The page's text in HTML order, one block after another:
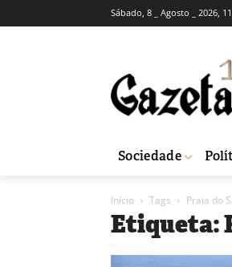
Sábado, 8 _ Agosto _ 2026,
Sociedade
Início Tags Praia do
Etiqueta: